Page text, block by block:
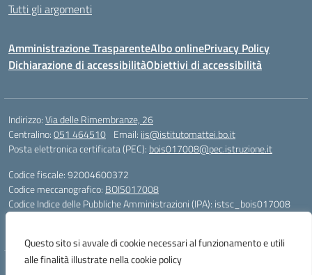
Questo sito si avvale di cookie necessari al funzionamento e utili
alle finalità illustrate nella cookie policy
Tutti gli argomenti
Amministrazione TrasparenteAlbo onlinePrivacy Policy
Dichiarazione di accessibilitàObiettivi di accessibilità
Indirizzo:Via delle Rimembranze, 26
Centralino:051 464510 Email: iis@istitutomattei.bo.it
Posta elettronica certificata (PEC): bois017008@pec.istruzione.it
Codice fiscale: 92004600372
Codice meccanografico: BOIS017008
Codice Indice delle Pubbliche Amministrazioni (IPA): istsc_bois017008
Concept & Design by Designers Italia